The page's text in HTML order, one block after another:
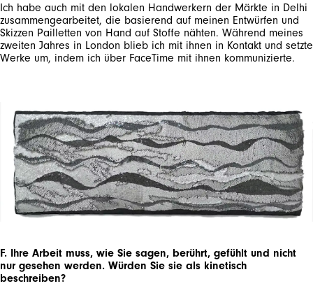
Ich habe auch mit den lokalen Handwerkern der Märkte in Delhi
zusammengearbeitet, die basierend auf meinen Entwürfen und
Skizzen Pailletten von Hand auf Stoffe nähten. Während meines
zweiten Jahres in London blieb ich mit ihnen in Kontakt und setzte
Werke um, indem ich über FaceTime mit ihnen kommunizierte.
F. Ihre Arbeit muss, wie Sie sagen, berührt, gefühlt und nicht
nur gesehen werden. Würden Sie sie als kinetisch
beschreiben?